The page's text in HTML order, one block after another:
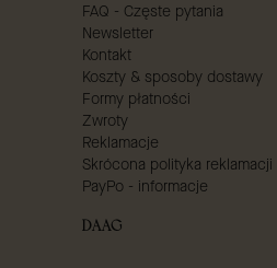
FAQ - Częste pytania
Newsletter
Kontakt
Koszty & sposoby dostawy
Formy płatności
Zwroty
Reklamacje
Skrócona polityka reklamacji
PayPo - informacje
DAAG